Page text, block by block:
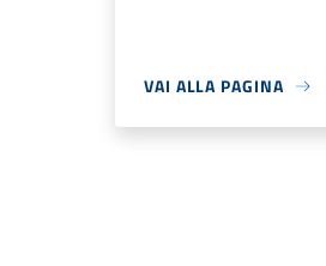
VAI ALLA PAGINA